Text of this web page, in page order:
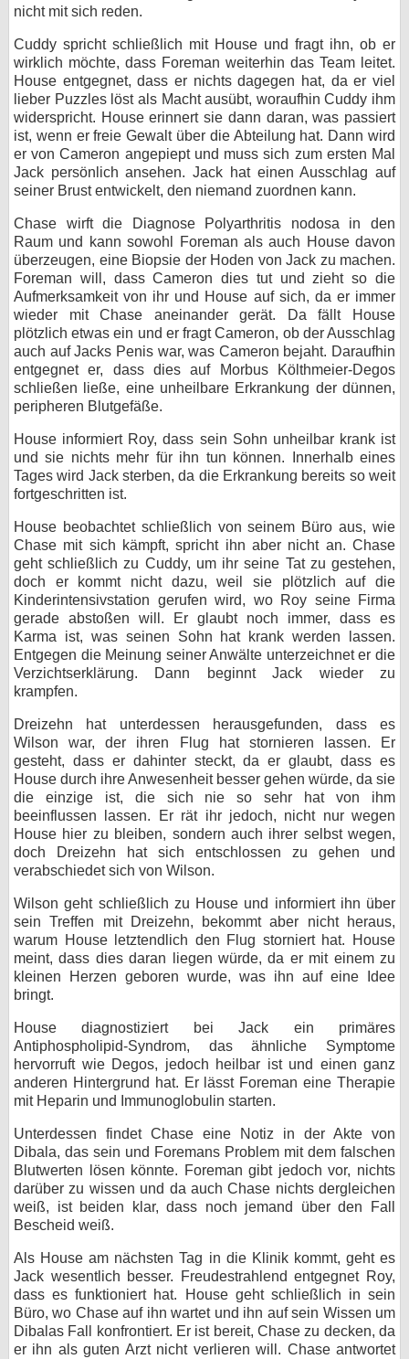
nicht mit sich reden.
Cuddy spricht schließlich mit House und fragt ihn, ob er
wirklich möchte, dass Foreman weiterhin das Team leitet.
House entgegnet, dass er nichts dagegen hat, da er viel
lieber Puzzles löst als Macht ausübt, woraufhin Cuddy ihm
widerspricht. House erinnert sie dann daran, was passiert
ist, wenn er freie Gewalt über die Abteilung hat. Dann wird
er von Cameron angepiept und muss sich zum ersten Mal
Jack persönlich ansehen. Jack hat einen Ausschlag auf
seiner Brust entwickelt, den niemand zuordnen kann.
Chase wirft die Diagnose Polyarthritis nodosa in den
Raum und kann sowohl Foreman als auch House davon
überzeugen, eine Biopsie der Hoden von Jack zu machen.
Foreman will, dass Cameron dies tut und zieht so die
Aufmerksamkeit von ihr und House auf sich, da er immer
wieder mit Chase aneinander gerät. Da fällt House
plötzlich etwas ein und er fragt Cameron, ob der Ausschlag
auch auf Jacks Penis war, was Cameron bejaht. Daraufhin
entgegnet er, dass dies auf Morbus Költhmeier-Degos
schließen ließe, eine unheilbare Erkrankung der dünnen,
peripheren Blutgefäße.
House informiert Roy, dass sein Sohn unheilbar krank ist
und sie nichts mehr für ihn tun können. Innerhalb eines
Tages wird Jack sterben, da die Erkrankung bereits so weit
fortgeschritten ist.
House beobachtet schließlich von seinem Büro aus, wie
Chase mit sich kämpft, spricht ihn aber nicht an. Chase
geht schließlich zu Cuddy, um ihr seine Tat zu gestehen,
doch er kommt nicht dazu, weil sie plötzlich auf die
Kinderintensivstation gerufen wird, wo Roy seine Firma
gerade abstoßen will. Er glaubt noch immer, dass es
Karma ist, was seinen Sohn hat krank werden lassen.
Entgegen die Meinung seiner Anwälte unterzeichnet er die
Verzichtserklärung. Dann beginnt Jack wieder zu
krampfen.
Dreizehn hat unterdessen herausgefunden, dass es
Wilson war, der ihren Flug hat stornieren lassen. Er
gesteht, dass er dahinter steckt, da er glaubt, dass es
House durch ihre Anwesenheit besser gehen würde, da sie
die einzige ist, die sich nie so sehr hat von ihm
beeinflussen lassen. Er rät ihr jedoch, nicht nur wegen
House hier zu bleiben, sondern auch ihrer selbst wegen,
doch Dreizehn hat sich entschlossen zu gehen und
verabschiedet sich von Wilson.
Wilson geht schließlich zu House und informiert ihn über
sein Treffen mit Dreizehn, bekommt aber nicht heraus,
warum House letztendlich den Flug storniert hat. House
meint, dass dies daran liegen würde, da er mit einem zu
kleinen Herzen geboren wurde, was ihn auf eine Idee
bringt.
House diagnostiziert bei Jack ein primäres
Antiphospholipid-Syndrom, das ähnliche Symptome
hervorruft wie Degos, jedoch heilbar ist und einen ganz
anderen Hintergrund hat. Er lässt Foreman eine Therapie
mit Heparin und Immunoglobulin starten.
Unterdessen findet Chase eine Notiz in der Akte von
Dibala, das sein und Foremans Problem mit dem falschen
Blutwerten lösen könnte. Foreman gibt jedoch vor, nichts
darüber zu wissen und da auch Chase nichts dergleichen
weiß, ist beiden klar, dass noch jemand über den Fall
Bescheid weiß.
Als House am nächsten Tag in die Klinik kommt, geht es
Jack wesentlich besser. Freudestrahlend entgegnet Roy,
dass es funktioniert hat. House geht schließlich in sein
Büro, wo Chase auf ihn wartet und ihn auf sein Wissen um
Dibalas Fall konfrontiert. Er ist bereit, Chase zu decken, da
er ihn als guten Arzt nicht verlieren will. Chase antwortet